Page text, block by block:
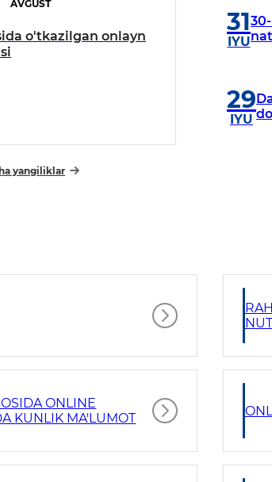
AVGUST
o'tkazilgan onlayn
31
IYU
29
IYU
yangiliklar
ONLINE
KUNLIK MA'LUMOT